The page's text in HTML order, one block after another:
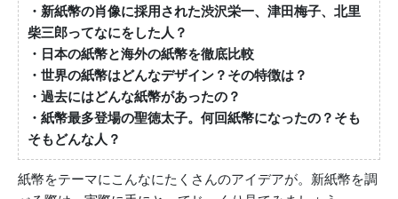
・新紙幣の肖像に採用された渋沢栄一、津田梅子、北里
柴三郎ってなにをした人？
・日本の紙幣と海外の紙幣を徹底比較
・世界の紙幣はどんなデザイン？その特徴は？
・過去にはどんな紙幣があったの？
・紙幣最多登場の聖徳太子。何回紙幣になったの？そも
そもどんな人？
紙幣をテーマにこんなにたくさんのアイデアが。新紙幣を調